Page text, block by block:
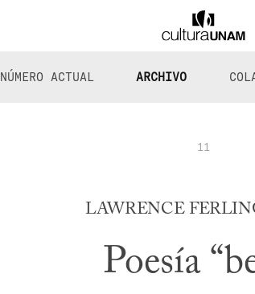
NÚMERO ACTUAL ARCHIVO
11
LAWRENCE
Poesía